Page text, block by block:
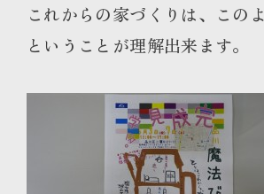
これからの家づくりは、この
ということが理解出来ます。